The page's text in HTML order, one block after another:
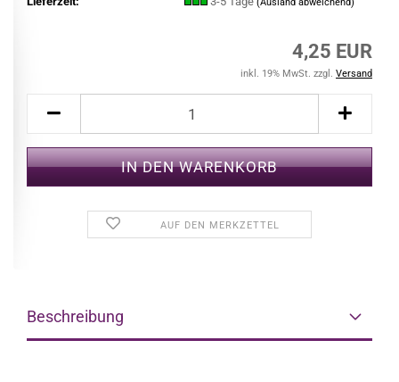
4,25 EUR
inkl. 19% MwSt. zzgl. Versand
AUF DEN MERKZETTEL
Beschreibung